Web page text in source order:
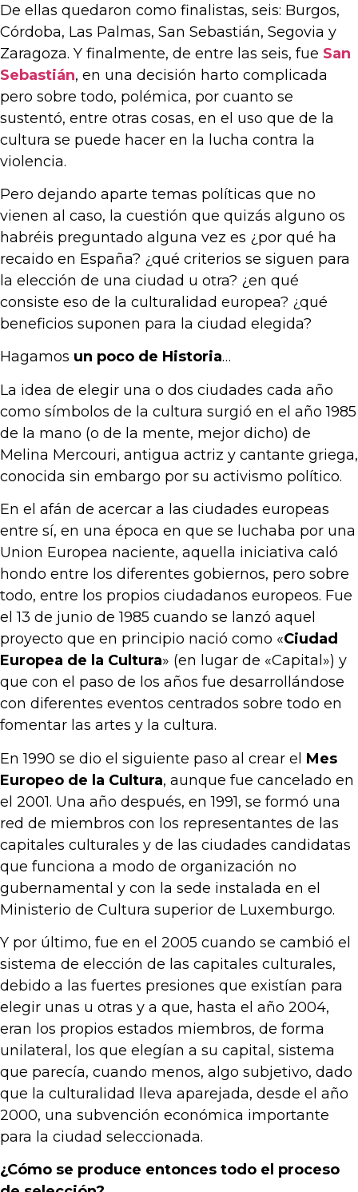
De ellas quedaron como finalistas, seis: Burgos,
Córdoba, Las Palmas, San Sebastián, Segovia y
Zaragoza. Y finalmente, de entre las seis, fue San
Sebastián, en una decisión harto complicada
pero sobre todo, polémica, por cuanto se
sustentó, entre otras cosas, en el uso que de la
cultura se puede hacer en la lucha contra la
violencia.
Pero dejando aparte temas políticas que no
vienen al caso, la cuestión que quizás alguno os
habréis preguntado alguna vez es ¿por qué ha
recaido en España? ¿qué criterios se siguen para
la elección de una ciudad u otra? ¿en qué
consiste eso de la culturalidad europea? ¿qué
beneficios suponen para la ciudad elegida?
Hagamos un poco de Historia…
La idea de elegir una o dos ciudades cada año
como símbolos de la cultura surgió en el año 1985
de la mano (o de la mente, mejor dicho) de
Melina Mercouri, antigua actriz y cantante griega,
conocida sin embargo por su activismo político.
En el afán de acercar a las ciudades europeas
entre sí, en una época en que se luchaba por una
Union Europea naciente, aquella iniciativa caló
hondo entre los diferentes gobiernos, pero sobre
todo, entre los propios ciudadanos europeos. Fue
el 13 de junio de 1985 cuando se lanzó aquel
proyecto que en principio nació como «Ciudad
Europea de la Cultura» (en lugar de «Capital») y
que con el paso de los años fue desarrollándose
con diferentes eventos centrados sobre todo en
fomentar las artes y la cultura.
En 1990 se dio el siguiente paso al crear el Mes
Europeo de la Cultura, aunque fue cancelado en
el 2001. Una año después, en 1991, se formó una
red de miembros con los representantes de las
capitales culturales y de las ciudades candidatas
que funciona a modo de organización no
gubernamental y con la sede instalada en el
Ministerio de Cultura superior de Luxemburgo.
Y por último, fue en el 2005 cuando se cambió el
sistema de elección de las capitales culturales,
debido a las fuertes presiones que existían para
elegir unas u otras y a que, hasta el año 2004,
eran los propios estados miembros, de forma
unilateral, los que elegían a su capital, sistema
que parecía, cuando menos, algo subjetivo, dado
que la culturalidad lleva aparejada, desde el año
2000, una subvención económica importante
para la ciudad seleccionada.
¿Cómo se produce entonces todo el proceso